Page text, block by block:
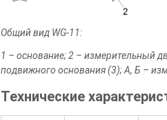
Общий вид WG-11:
1 – основание; 2 – измерительный
подвижного основания (3); А, Б –
Технические